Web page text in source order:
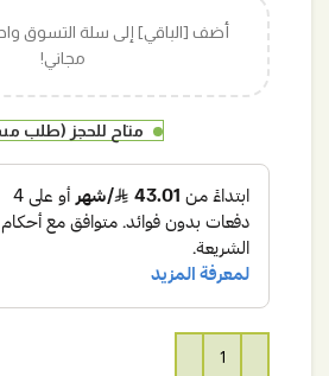
أضف [الباقي] إلى سلة التسوق
مجاني!
متاح للحجز (طلب